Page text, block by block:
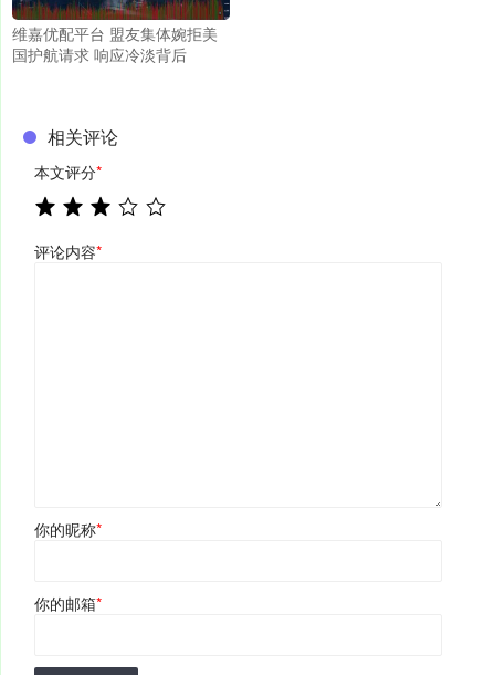
维嘉优配平台 盟友集体婉拒美
国护航请求 响应冷淡背后
相关评论
本文评分*
评论内容*
你的昵称*
你的邮箱*